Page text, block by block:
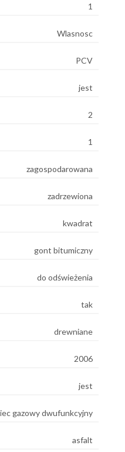
1
Wlasnosc
PCV
jest
2
1
zagospodarowana
zadrzewiona
kwadrat
gont bitumiczny
do odświeżenia
tak
drewniane
2006
jest
gazowy dwufunkcyjny
asfalt